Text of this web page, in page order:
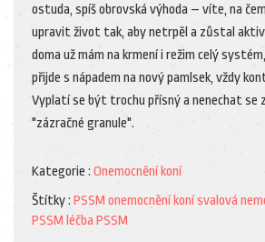
ostuda, spíš obrovská výhoda – víte, na
upravit život tak, aby netrpěl a zůstal
doma už mám na krmení i režim celý
přijde s nápadem na nový pamlsek, vždy
Vyplatí se být trochu přísný a nenechat se
"zázračné granule".
Kategorie : Onemocnění koní
Štítky : PSSM onemocnění konísvalová
PSSM léčba PSSM